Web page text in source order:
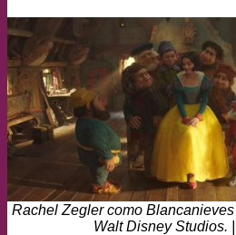
Rachel Zegler como
Walt Disney Studios. |